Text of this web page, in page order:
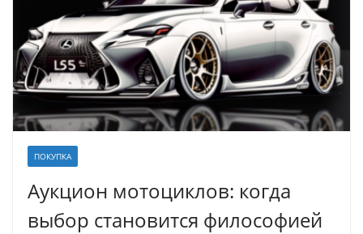
ПОКУПКА
Аукцион мотоциклов: когда
выбор становится философией